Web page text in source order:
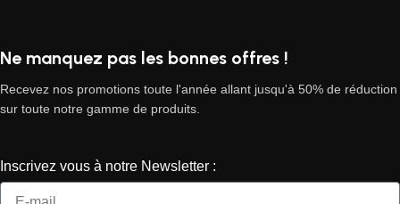
Ne manquez pas les bonnes offres !
Recevez nos promotions toute l'année allant jusqu'à 50% de réduction
sur toute notre gamme de produits.
Inscrivez vous à notre Newsletter :